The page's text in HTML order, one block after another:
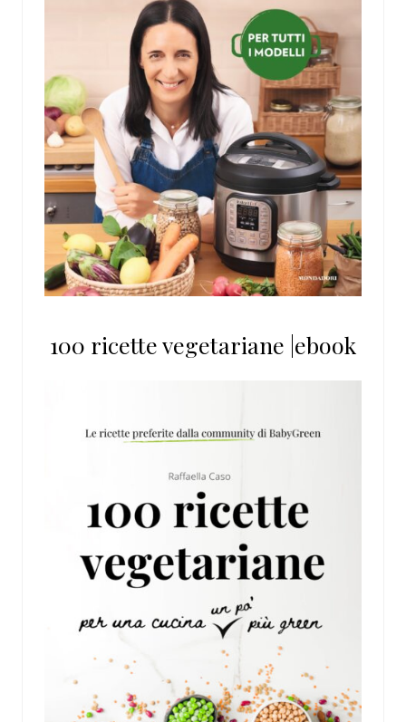
100 ricette vegetariane |ebook